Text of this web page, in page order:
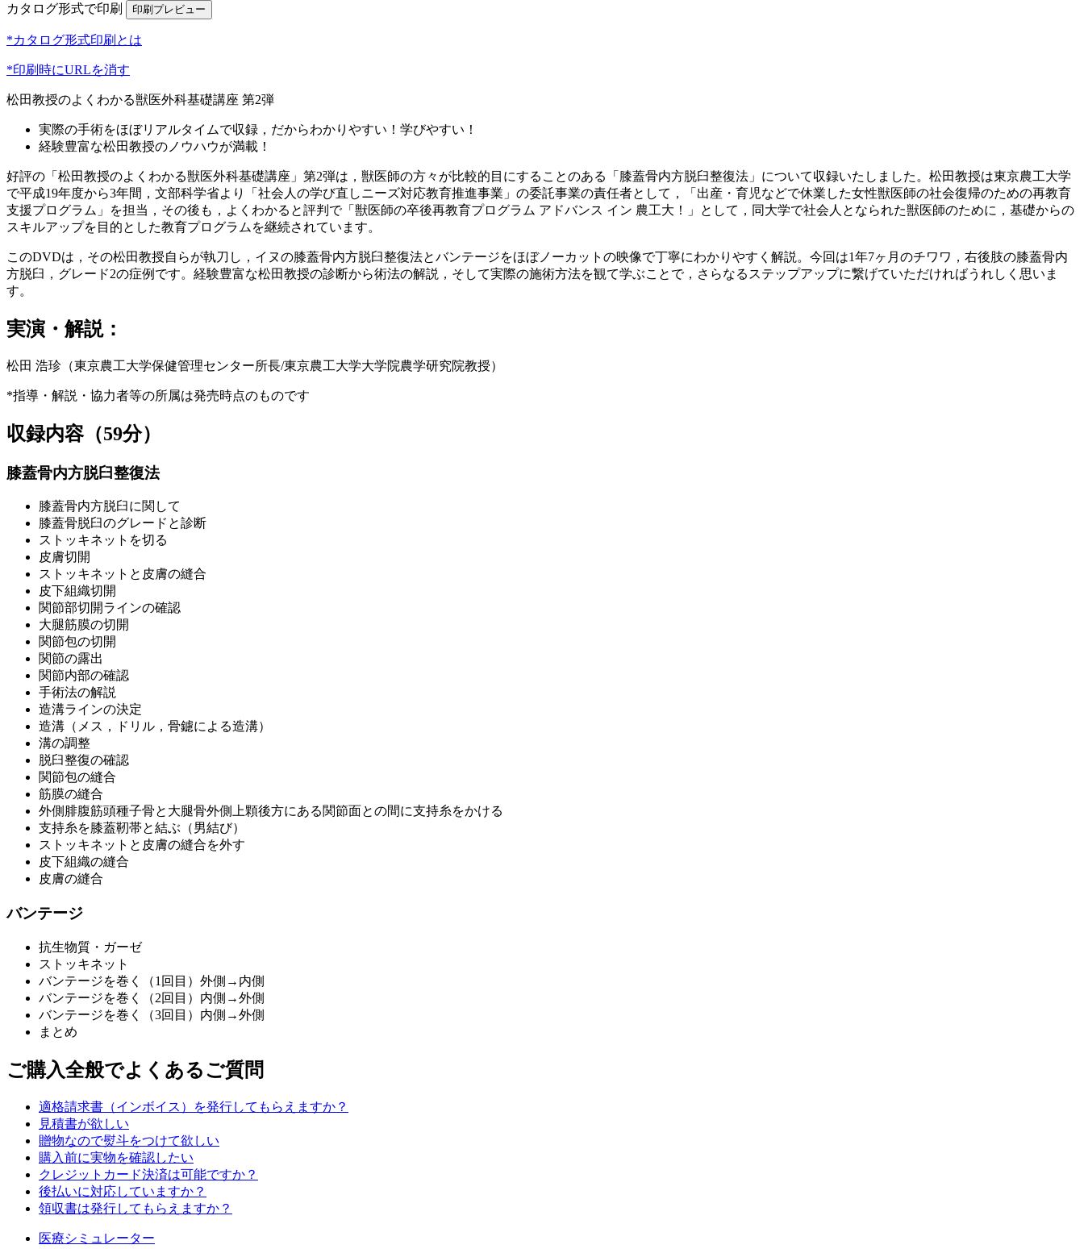
カタログ形式で印刷
*カタログ形式印刷とは
*印刷時にURLを消す
松田教授のよくわかる獣医外科基礎講座 第2弾
実際の手術をほぼリアルタイムで収録，だからわかりやすい！学びやすい！
経験豊富な松田教授のノウハウが満載！
好評の「松田教授のよくわかる獣医外科基礎講座」第2弾は，獣医師の方々が比較的目にすることのある「膝蓋骨内方脱臼整復法」について収録いたしました。松田教授は東京農工大学
で平成19年度から3年間，文部科学省より「社会人の学び直しニーズ対応教育推進事業」の委託事業の責任者として，「出産・育児などで休業した女性獣医師の社会復帰のための再教育
支援プログラム」を担当，その後も，よくわかると評判で「獣医師の卒後再教育プログラム アドバンス イン 農工大！」として，同大学で社会人となられた獣医師のために，基礎からの
スキルアップを目的とした教育プログラムを継続されています。
このDVDは，その松田教授自らが執刀し，イヌの膝蓋骨内方脱臼整復法とバンテージをほぼノーカットの映像で丁寧にわかりやすく解説。今回は1年7ヶ月のチワワ，右後肢の膝蓋骨内
方脱臼，グレード2の症例です。経験豊富な松田教授の診断から術法の解説，そして実際の施術方法を観て学ぶことで，さらなるステップアップに繋げていただければうれしく思いま
す。
実演・解説：
松田 浩珍（東京農工大学保健管理センター所長/東京農工大学大学院農学研究院教授）
*指導・解説・協力者等の所属は発売時点のものです
収録内容（59分）
膝蓋骨内方脱臼整復法
膝蓋骨内方脱臼に関して
膝蓋骨脱臼のグレードと診断
ストッキネットを切る
皮膚切開
ストッキネットと皮膚の縫合
皮下組織切開
関節部切開ラインの確認
大腿筋膜の切開
関節包の切開
関節の露出
関節内部の確認
手術法の解説
造溝ラインの決定
造溝（メス，ドリル，骨鑢による造溝）
溝の調整
脱臼整復の確認
関節包の縫合
筋膜の縫合
外側腓腹筋頭種子骨と大腿骨外側上顆後方にある関節面との間に支持糸をかける
支持糸を膝蓋靭帯と結ぶ（男結び）
ストッキネットと皮膚の縫合を外す
皮下組織の縫合
皮膚の縫合
バンテージ
抗生物質・ガーゼ
ストッキネット
バンテージを巻く（1回目）外側→内側
バンテージを巻く（2回目）内側→外側
バンテージを巻く（3回目）内側→外側
まとめ
ご購入全般でよくあるご質問
適格請求書（インボイス）を発行してもらえますか？
見積書が欲しい
贈物なので熨斗をつけて欲しい
購入前に実物を確認したい
クレジットカード決済は可能ですか？
後払いに対応していますか？
領収書は発行してもらえますか？
医療シミュレーター